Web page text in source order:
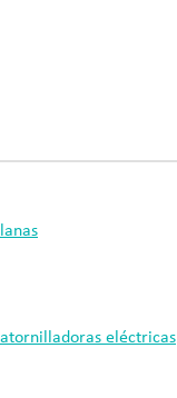
eléctricas